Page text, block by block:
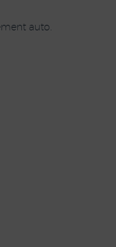
auto.